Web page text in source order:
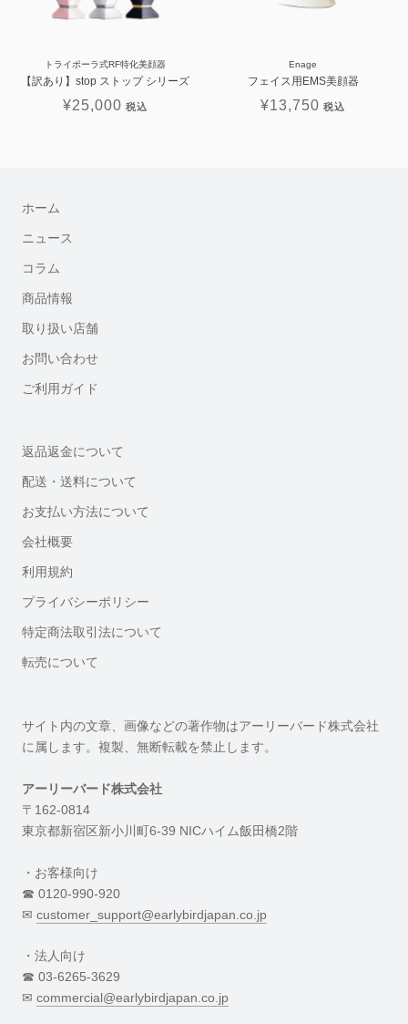
トライポーラ式RF特化美顔器
【訳あり】stop ストップ シリーズ
¥25,000
Enage
フェイス用EMS美顔器
¥13,750
ホーム
ニュース
コラム
商品情報
取り扱い店舗
お問い合わせ
ご利用ガイド
返品返金について
配送・送料について
お支払い方法について
会社概要
利用規約
プライバシーポリシー
特定商法取引法について
転売について
サイト内の文章、画像などの著作物はアーリーバード株式会社
に属します。複製、無断転載を禁止します。
アーリーバード株式会社
〒162-0814
東京都新宿区新小川町6-39 NICハイム飯田橋2階
・お客様向け
☎︎ 0120-990-920
✉︎ customer_support@earlybirdjapan.co.jp
・法人向け
☎︎ 03-6265-3629
✉︎ commercial@earlybirdjapan.co.jp